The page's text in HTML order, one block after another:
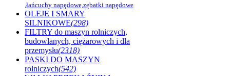
,łańcuchy napędowe,zębatki napędowe
OLEJE I SMARY
SILNIKOWE(298)
FILTRY do maszyn rolniczych,
budowlanych, ciężarowych i dla
przemysłu(2318)
PASKI DO MASZYN
rolniczych(542)